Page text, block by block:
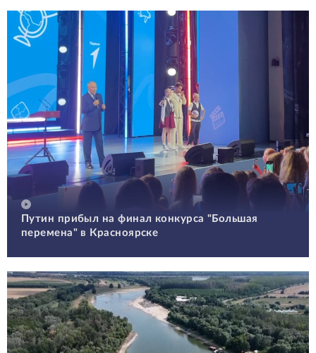
Путин прибыл на финал конкурса "Большая
перемена" в Красноярске